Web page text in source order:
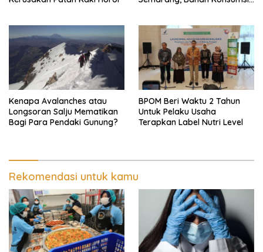
Kenapa Avalanches atau
Longsoran Salju Mematikan
Bagi Para Pendaki Gunung?
BPOM Beri Waktu 2 Tahun
Untuk Pelaku Usaha
Terapkan Label Nutri Level
Rekomendasi untuk kamu